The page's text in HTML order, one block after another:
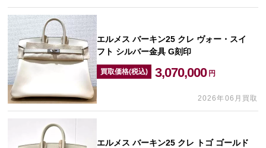
エルメス バーキン25 クレ ヴォー・スイ
フト シルバー金具 G刻印
買取価格(税込) 3,070,000 円
2026年06月買取
エルメス バーキン25 クレ トゴ ゴールド